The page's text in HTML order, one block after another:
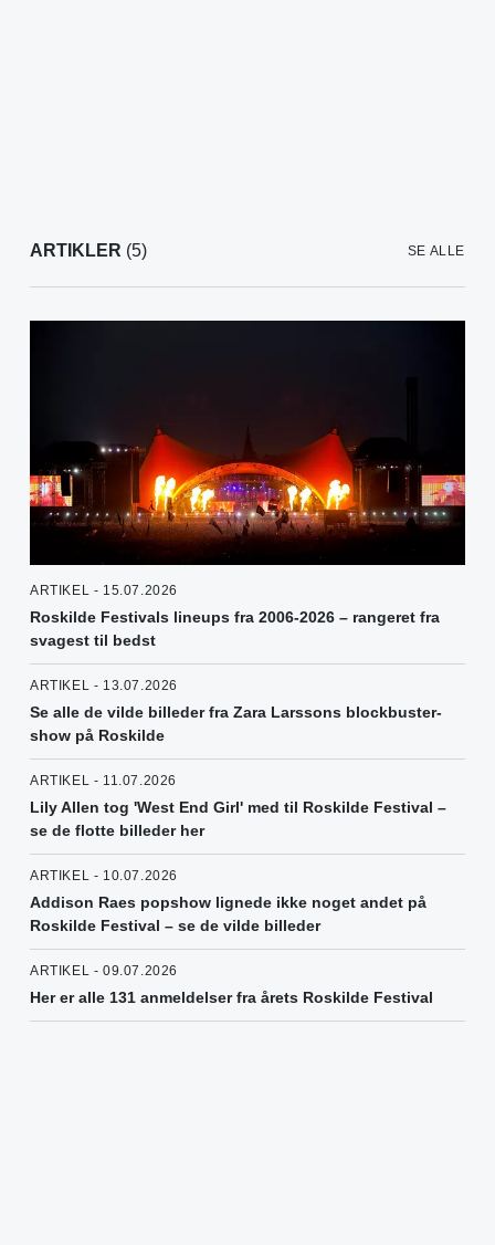
ARTIKLER (5) SE ALLE
ARTIKEL - 15.07.2026
Roskilde Festivals lineups fra 2006-2026 – rangeret fra
svagest til bedst
ARTIKEL - 13.07.2026
Se alle de vilde billeder fra Zara Larssons blockbuster-
show på Roskilde
ARTIKEL - 11.07.2026
Lily Allen tog 'West End Girl' med til Roskilde Festival –
se de flotte billeder her
ARTIKEL - 10.07.2026
Addison Raes popshow lignede ikke noget andet på
Roskilde Festival – se de vilde billeder
ARTIKEL - 09.07.2026
Her er alle 131 anmeldelser fra årets Roskilde Festival